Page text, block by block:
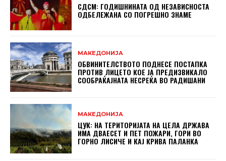
СДСМ: ГОДИШНИНАТА ОД НЕЗАВИСНОСТА
ОДБЕЛЕЖАНА СО ПОГРЕШНО ЗНАМЕ
МАКЕДОНИЈА
ОБВИНИТЕЛСТВОТО ПОДНЕСЕ ПОСТАПКА
ПРОТИВ ЛИЦЕТО КОЕ ЈА ПРЕДИЗВИКАЛО
СООБРАЌАЈНАТА НЕСРЕЌА ВО РАДИШАНИ
МАКЕДОНИЈА
ЦУК: НА ТЕРИТОРИЈАТА НА ЦЕЛА ДРЖАВА
ИМА ДВАЕСЕТ И ПЕТ ПОЖАРИ, ГОРИ ВО
ГОРНО ЛИСИЧЕ И КАЈ КРИВА ПАЛАНКА